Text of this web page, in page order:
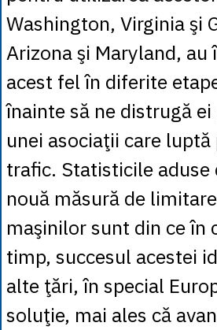
Washington, Virginia şi
Arizona şi Maryland,
acest fel în diferite
înainte să ne distrugă
unei asociaţii care
trafic. Statisticile aduse
nouă măsură de
maşinilor sunt din ce în
timp, succesul acestei
alte ţări, în special
soluţie, mai ales că